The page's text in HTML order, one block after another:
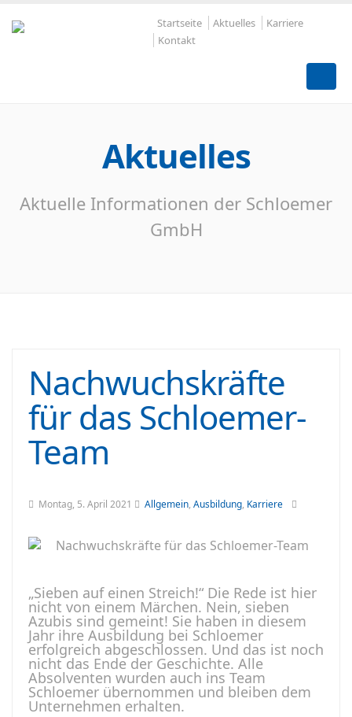
Startseite Aktuelles
Karriere
Kontakt
Aktuelles
Aktuelle Informationen der Schloemer
GmbH
Nachwuchskräfte
für das Schloemer-
Team
Montag, 5. April 2021 Allgemein, Ausbildung, Karriere
„Sieben auf einen Streich!“ Die Rede ist hier
nicht von einem Märchen. Nein, sieben
Azubis sind gemeint! Sie haben in diesem
Jahr ihre Ausbildung bei Schloemer
erfolgreich abgeschlossen. Und das ist noch
nicht das Ende der Geschichte. Alle
Absolventen wurden auch ins Team
Schloemer übernommen und bleiben dem
Unternehmen erhalten.